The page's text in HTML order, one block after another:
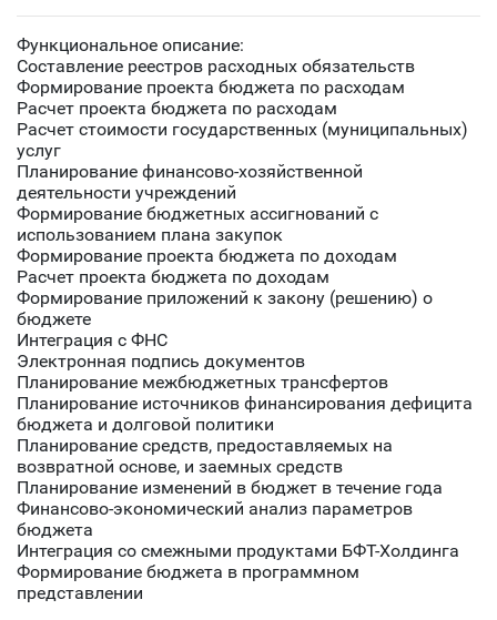
Функциональное описание:
Составление реестров расходных обязательств
Формирование проекта бюджета по расходам
Расчет проекта бюджета по расходам
Расчет стоимости государственных (муниципальных)
услуг
Планирование финансово-хозяйственной
деятельности учреждений
Формирование бюджетных ассигнований с
использованием плана закупок
Формирование проекта бюджета по доходам
Расчет проекта бюджета по доходам
Формирование приложений к закону (решению) о
бюджете
Интеграция с ФНС
Электронная подпись документов
Планирование межбюджетных трансфертов
Планирование источников финансирования дефицита
бюджета и долговой политики
Планирование средств, предоставляемых на
возвратной основе, и заемных средств
Планирование изменений в бюджет в течение года
Финансово-экономический анализ параметров
бюджета
Интеграция со смежными продуктами БФТ-Холдинга
Формирование бюджета в программном
представлении